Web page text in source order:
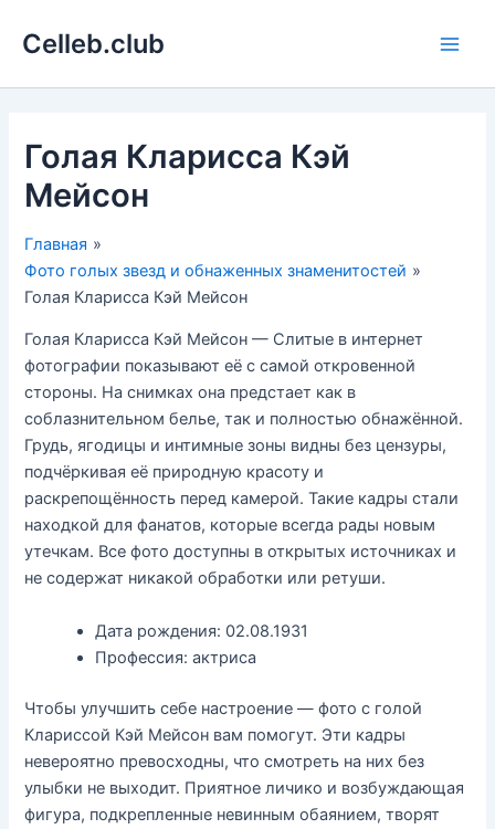
Celleb.club
Голая Кларисса Кэй
Мейсон
Главная
Фото голых звезд и обнаженных знаменитостей
Голая Кларисса Кэй Мейсон
Голая Кларисса Кэй Мейсон — Слитые в интернет
фотографии показывают её с самой откровенной
стороны. На снимках она предстает как в
соблазнительном белье, так и полностью обнажённой.
Грудь, ягодицы и интимные зоны видны без цензуры,
подчёркивая её природную красоту и
раскрепощённость перед камерой. Такие кадры стали
находкой для фанатов, которые всегда рады новым
утечкам. Все фото доступны в открытых источниках и
не содержат никакой обработки или ретуши.
Дата рождения: 02.08.1931
Профессия: актриса
Чтобы улучшить себе настроение — фото с голой
Клариссой Кэй Мейсон вам помогут. Эти кадры
невероятно превосходны, что смотреть на них без
улыбки не выходит. Приятное личико и возбуждающая
фигура, подкрепленные невинным обаянием, творят